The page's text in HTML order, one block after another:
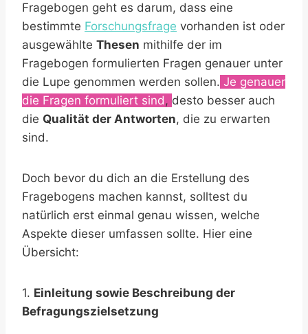
Fragebogen geht es darum, dass eine
bestimmte Forschungsfrage vorhanden ist oder
ausgewählte Thesen mithilfe der im
Fragebogen formulierten Fragen genauer unter
die Lupe genommen werden sollen. Je genauer
die Fragen formuliert sind, desto besser auch
die Qualität der Antworten, die zu erwarten
sind.
Doch bevor du dich an die Erstellung des
Fragebogens machen kannst, solltest du
natürlich erst einmal genau wissen, welche
Aspekte dieser umfassen sollte. Hier eine
Übersicht:
1. Einleitung sowie Beschreibung der
Befragungszielsetzung